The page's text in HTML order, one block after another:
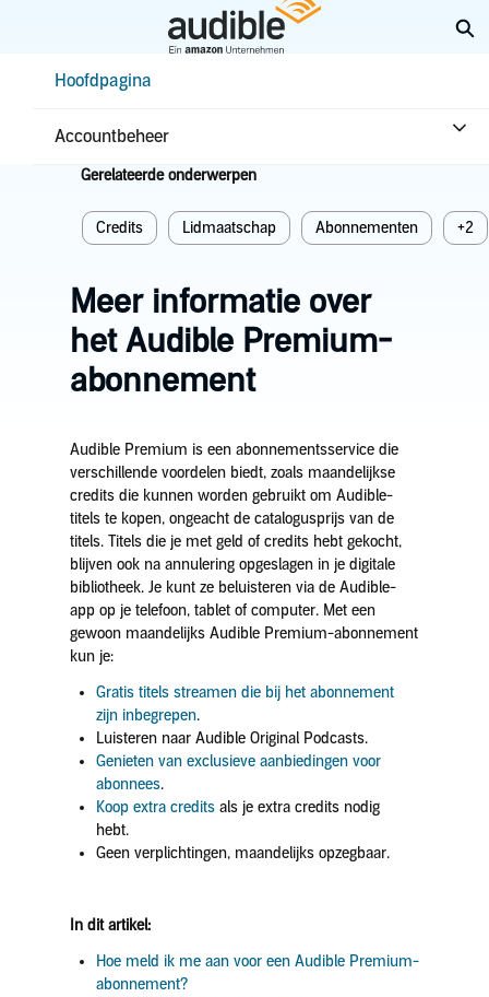
hoofdinhoudHoofdpagina
Accountbeheer
Hoofdpagina
Gerelateerde onderwerpen
Credits Lidmaatschap Abonnementen +2
Meer informatie over
het Audible Premium-
abonnement
Audible Premium is een abonnementsservice die
verschillende voordelen biedt, zoals maandelijkse
credits die kunnen worden gebruikt om Audible-
titels te kopen, ongeacht de catalogusprijs van de
titels. Titels die je met geld of credits hebt gekocht,
blijven ook na annulering opgeslagen in je digitale
bibliotheek. Je kunt ze beluisteren via de Audible-
app op je telefoon, tablet of computer. Met een
gewoon maandelijks Audible Premium-abonnement
kun je:
Gratis titels streamen die bij het abonnement
zijn inbegrepen.
Luisteren naar Audible Original Podcasts.
Genieten van exclusieve aanbiedingen voor
abonnees.
Koop extra creditsals je extra credits nodig
hebt.
Geen verplichtingen, maandelijks opzegbaar.
In dit artikel:
Hoe meld ik me aan voor een Audible Premium-
abonnement?